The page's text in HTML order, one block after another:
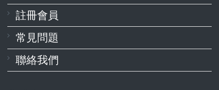
註冊會員
常見問題
聯絡我們